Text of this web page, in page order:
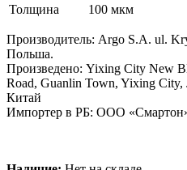
Толщина
100 мкм
Производитель: Argo S.A. ul.
Польша.
Произведено: Yixing City New
Road, Guanlin Town, Yixing City,
Китай
Импортер в РБ: ООО